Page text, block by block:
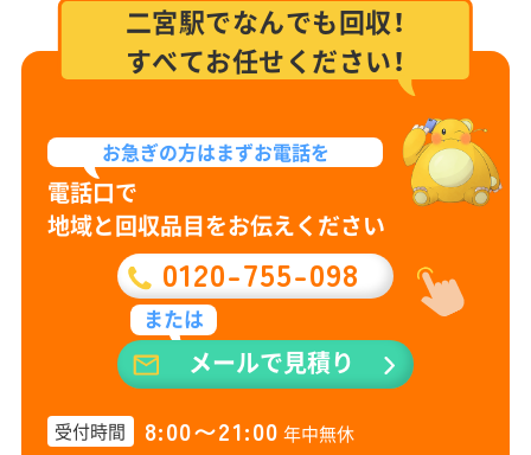
二宮駅でなんでも回収！
すべてお任せください！
お急ぎの方はまずお電話を
電話口で
地域と回収品目をお伝えください
0120-755-098
または
メールで見積り
受付時間 8:00〜21:00 年中無休